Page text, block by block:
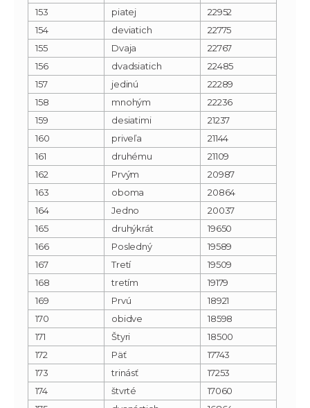
153
piatej
22952
154
deviatich
22775
155
Dvaja
22767
156
dvadsiatich
22485
157
jedinú
22289
158
mnohým
22236
159
desiatimi
21237
160
priveľa
21144
161
druhému
21109
162
Prvým
20987
163
oboma
20864
164
Jedno
20037
165
druhýkrát
19650
166
Posledný
19589
167
Tretí
19509
168
tretím
19179
169
Prvú
18921
170
obidve
18598
171
Štyri
18500
172
Päť
17743
173
trinásť
17253
174
štvrté
17060